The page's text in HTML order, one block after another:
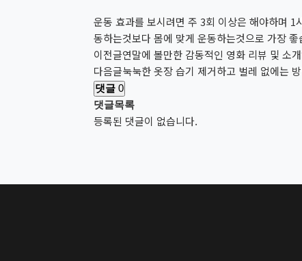
운동 효과를 보시려면 주 3회 이상은 해야하며
동하는것보다 몸에 맞게 운동하는것으로 가장
이전글연말에 볼만한 감동적인 영화 리뷰 및 소
다음글눅눅한 옷장 습기 제거하고 벌레 없에는
댓글 0
댓글목록
등록된 댓글이 없습니다.